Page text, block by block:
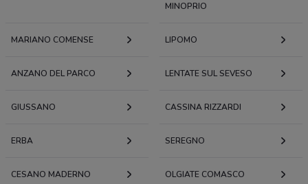
MINOPRIO
MARIANO COMENSE LIPOMO
ANZANO DEL PARCO LENTATE SUL SEVESO
GIUSSANO CASSINA RIZZARDI
ERBA SEREGNO
CESANO MADERNO OLGIATE COMASCO